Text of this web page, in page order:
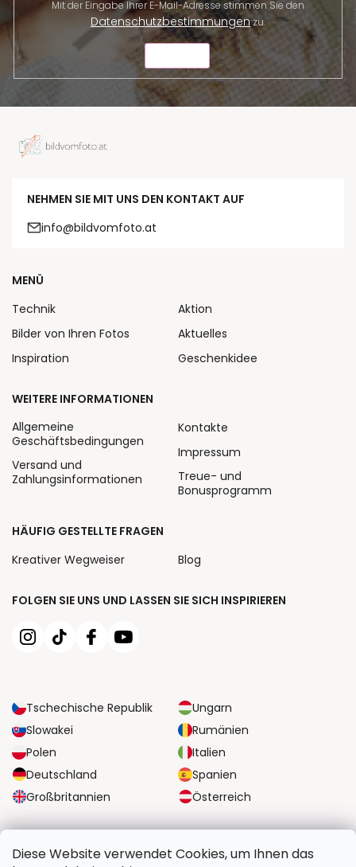
Diese Website verwendet Cookies, um Ihnen das
Datenschutzbestimmungenzu.
NEHMEN SIE MIT UNS DEN KONTAKT AUF
info@bildvomfoto.at
FOLGEN SIE UNS UND LASSEN SIE SICH INSPIRIEREN
Tschechische Republik
Ungarn
Slowakei
Rumänien
Polen
Italien
Deutschland
Spanien
Großbritannien
Österreich
MENÜ
Technik
Bilder von Ihren Fotos
Inspiration
Aktion
Aktuelles
Geschenkidee
WEITERE INFORMATIONEN
Allgemeine
Geschäftsbedingungen
Versand und
Zahlungsinformationen
Kontakte
Impressum
Treue- und
Bonusprogramm
HÄUFIG GESTELLTE FRAGEN
Kreativer Wegweiser
Blog